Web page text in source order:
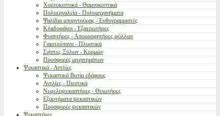
Χορτοκοπτικά - Θαμνοκοπτικά
Πολυεργαλεία - Πολυμηχανήματα
Ψαλίδια μπορντούρας - Ευθυγραμμιστές
Κλαδοφάγοι - Εξαερωτήρες
Φυσητήρες - Απορροφητήρες φύλλων
Γαιοτρύπανα - Πλυστικά
Σχίστες Ξύλων - Κορμών
Προσφορές μηχανημάτων
Ψεκαστικά - Αντλίες
Ψεκαστικά Βυτία εδάφους
Αντλίες - Πιεστικά
Νεφελοψεκαστήρες - Θειωτήρες
Εξαρτήματα ψεκαστικών
Προσφορές ψεκαστικών
Ψεκαστήρες